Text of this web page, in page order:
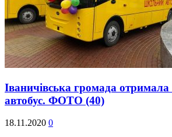
Іваничівська громада
автобус. ФОТО (40)
18.11.2020 0